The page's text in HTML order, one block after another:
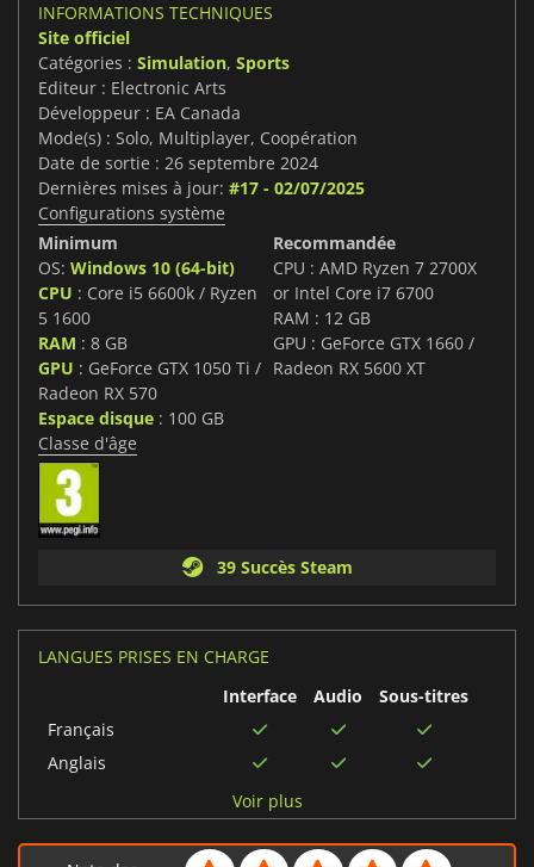
INFORMATIONS TECHNIQUES
Site officiel
Catégories : Simulation, Sports
Editeur : Electronic Arts
Développeur : EA Canada
Mode(s) : Solo, Multiplayer, Coopération
Date de sortie : 26 septembre 2024
Dernières mises à jour: #17 - 02/07/2025
Configurations système
Minimum
OS: Windows 10 (64-bit)
CPU : Core i5 6600k / Ryzen
5 1600
RAM : 8 GB
GPU : GeForce GTX 1050 Ti /
Radeon RX 570
Espace disque : 100 GB
Recommandée
CPU : AMD Ryzen 7 2700X
or Intel Core i7 6700
RAM : 12 GB
GPU : GeForce GTX 1660 /
Radeon RX 5600 XT
Classe d'âge
39 Succès Steam
LANGUES PRISES EN CHARGE
Interface
Audio
Sous-titres
Français
Anglais
Voir plus